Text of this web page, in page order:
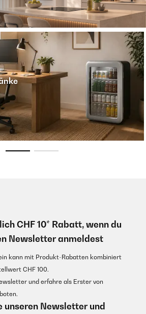
CHF 10* Rabatt, wenn du
Newsletter anmeldest
kann mit Produkt-Rabatten kombiniert
CHF 100.
und erfahre als Erster von
unseren Newsletter und